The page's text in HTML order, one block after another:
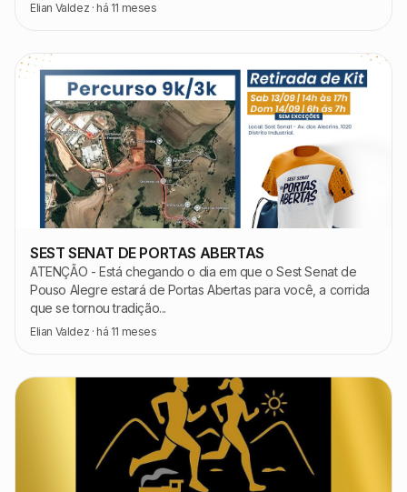
Elian Valdez · há 11 meses
SEST SENAT DE PORTAS ABERTAS
ATENÇÃO - Está chegando o dia em que o Sest Senat de
Pouso Alegre estará de Portas Abertas para você, a corrida
que se tornou tradição...
Elian Valdez · há 11 meses